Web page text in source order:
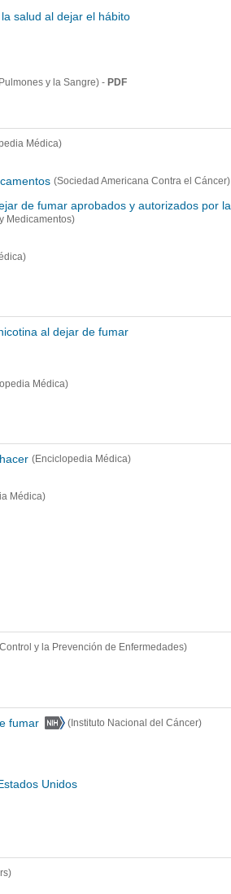
salud al dejar el hábito
y la Sangre)- PDF
Médica)
(Sociedad Americana Contra el Cáncer)
de fumar aprobados y autorizados por la
Medicamentos)
al dejar de fumar
Médica)
(Enciclopedia Médica)
Médica)
y la Prevención de Enfermedades)
fumar (Instituto Nacional del Cáncer)
Unidos